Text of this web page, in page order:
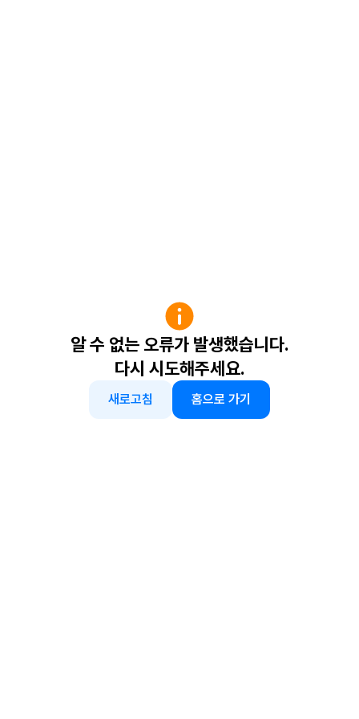
알 수 없는 오류가 발생했습니다.
다시 시도해주세요.
새로고침 홈으로 가기